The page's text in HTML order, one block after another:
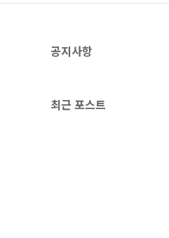
공지사항
최근 포스트